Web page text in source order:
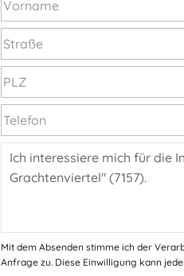
Mit dem Absenden stimme ich der
Anfrage zu. Diese Einwilligung kann